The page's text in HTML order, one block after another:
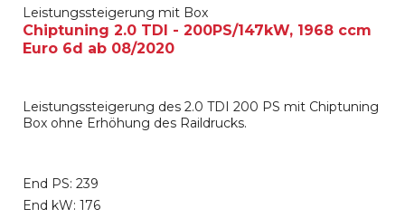
Leistungssteigerung mit Box
Chiptuning 2.0 TDI - 200PS/147kW, 1968 ccm
Euro 6d ab 08/2020
Leistungssteigerung des 2.0 TDI 200 PS mit Chiptuning
Box ohne Erhöhung des Raildrucks.
End PS: 239
End kW: 176